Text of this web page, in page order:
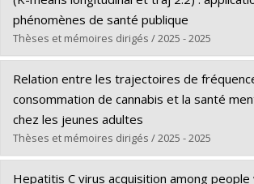
and available on the Comprehensive R
Network (CRAN):http://cran.r-
project.org/web/packages/WCE/
Diplôme obtenu :Ph. D.
Lien vers le document dans Papyrus
phénomènes de santé publique
Thèses et mémoires dirigés / 2025 - 2025
Diplômé(e) :Kouhogan, Komla Love
Cycle :Maîtrise
Diplôme obtenu :M. Sc.
Lien vers le document dans Papyrus
Relation entre les trajectoires de
consommation de cannabis et la santé
chez les jeunes adultes
Thèses et mémoires dirigés / 2025 - 2025
Diplômé(e) :Chihi, Roua
Hepatitis C virus acquisition among